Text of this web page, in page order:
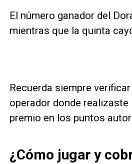
El número ganador del
mientras que la quinta
Recuerda siempre
operador donde
premio en los puntos
¿Cómo jugar y